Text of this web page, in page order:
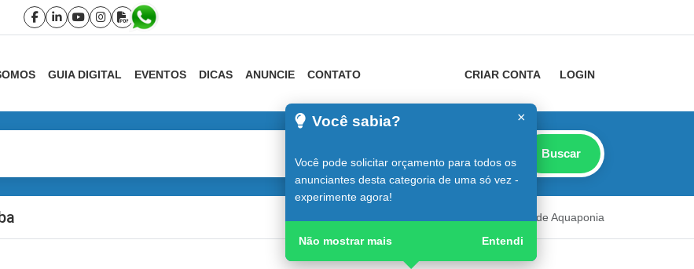
GUIA DIGITAL EVENTOS DICAS ANUNCIE CONTATO CRIAR CONTA LOGIN
Buscar
Construtora de Aquaponia
×
Você sabia?
Você pode solicitar orçamento para todos os
anunciantes desta categoria de uma só vez -
experimente agora!
Não mostrar mais Entendi